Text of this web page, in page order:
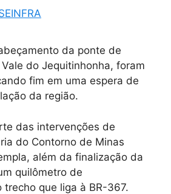
da ponte de
do Jequitinhonha, foram
fim em uma espera de
da região.
das intervenções de
do Contorno de Minas
além da finalização da
quilômetro de
trecho que liga à BR-367.